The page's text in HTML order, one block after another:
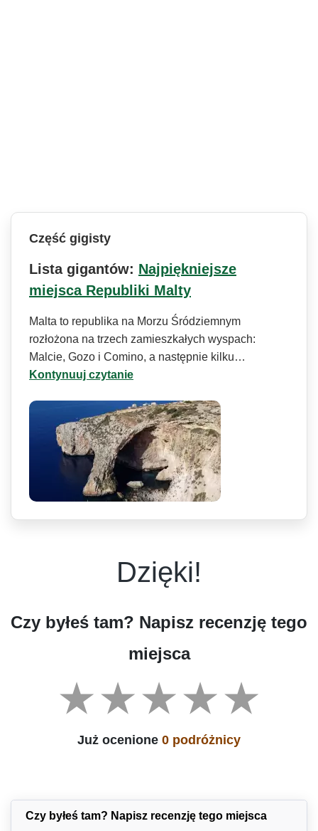
Część gigisty
Lista gigantów: Najpiękniejsze
miejsca Republiki Malty
Malta to republika na Morzu Śródziemnym
rozłożona na trzech zamieszkałych wyspach:
Malcie, Gozo i Comino, a następnie kilku…
Kontynuuj czytanie
Dzięki!
Czy byłeś tam? Napisz recenzję tego
miejsca
Już ocenione 0 podróżnicy
Czy byłeś tam? Napisz recenzję tego miejsca